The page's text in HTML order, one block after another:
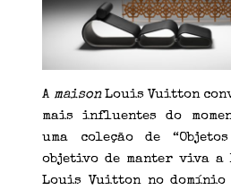
A maisonLouis Vuitton
mais influentes do
uma coleção de
objetivo de manter viva
Louis Vuitton no